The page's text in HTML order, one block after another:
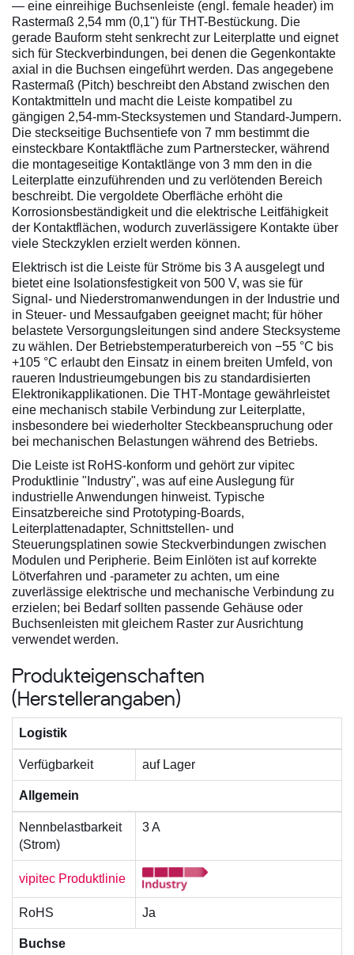
— eine einreihige Buchsenleiste (engl. female header) im
Rastermaß 2,54 mm (0,1") für THT-Bestückung. Die
gerade Bauform steht senkrecht zur Leiterplatte und eignet
sich für Steckverbindungen, bei denen die Gegenkontakte
axial in die Buchsen eingeführt werden. Das angegebene
Rastermaß (Pitch) beschreibt den Abstand zwischen den
Kontaktmitteln und macht die Leiste kompatibel zu
gängigen 2,54‑mm‑Stecksystemen und Standard‑Jumpern.
Die steckseitige Buchsentiefe von 7 mm bestimmt die
einsteckbare Kontaktfläche zum Partnerstecker, während
die montageseitige Kontaktlänge von 3 mm den in die
Leiterplatte einzuführenden und zu verlötenden Bereich
beschreibt. Die vergoldete Oberfläche erhöht die
Korrosionsbeständigkeit und die elektrische Leitfähigkeit
der Kontaktflächen, wodurch zuverlässigere Kontakte über
viele Steckzyklen erzielt werden können.
Elektrisch ist die Leiste für Ströme bis 3 A ausgelegt und
bietet eine Isolationsfestigkeit von 500 V, was sie für
Signal‑ und Niederstromanwendungen in der Industrie und
in Steuer‑ und Messaufgaben geeignet macht; für höher
belastete Versorgungsleitungen sind andere Stecksysteme
zu wählen. Der Betriebstemperaturbereich von −55 °C bis
+105 °C erlaubt den Einsatz in einem breiten Umfeld, von
raueren Industrieumgebungen bis zu standardisierten
Elektronikapplikationen. Die THT‑Montage gewährleistet
eine mechanisch stabile Verbindung zur Leiterplatte,
insbesondere bei wiederholter Steckbeanspruchung oder
bei mechanischen Belastungen während des Betriebs.
Die Leiste ist RoHS‑konform und gehört zur vipitec
Produktlinie "Industry", was auf eine Auslegung für
industrielle Anwendungen hinweist. Typische
Einsatzbereiche sind Prototyping‑Boards,
Leiterplattenadapter, Schnittstellen‑ und
Steuerungsplatinen sowie Steckverbindungen zwischen
Modulen und Peripherie. Beim Einlöten ist auf korrekte
Lötverfahren und -parameter zu achten, um eine
zuverlässige elektrische und mechanische Verbindung zu
erzielen; bei Bedarf sollten passende Gehäuse oder
Buchsenleisten mit gleichem Raster zur Ausrichtung
verwendet werden.
Produkteigenschaften
(Herstellerangaben)
Logistik
Verfügbarkeit auf Lager
Allgemein
Nennbelastbarkeit
(Strom)
3 A
vipitec Produktlinie
RoHS Ja
Buchse